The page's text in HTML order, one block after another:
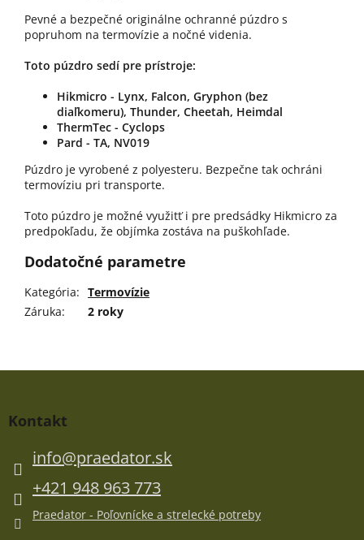
Pevné a bezpečné originálne ochranné púzdro s
popruhom na termovízie a nočné videnia.
Toto púzdro sedí pre prístroje:
Hikmicro - Lynx, Falcon, Gryphon (bez
diaľkomeru), Thunder, Cheetah, Heimdal
ThermTec - Cyclops
Pard - TA, NV019
Púzdro je vyrobené z polyesteru. Bezpečne tak ochráni
termovíziu pri transporte.
Toto púzdro je možné využitť i pre predsádky Hikmicro za
predpokľadu, že objímka zostáva na puškohľade.
Dodatočné parametre
Kategória: Termovízie
Záruka: 2 roky
Kontakt
info@praedator.sk
+421 948 963 773
Praedator - Poľovnícke a strelecké potreby